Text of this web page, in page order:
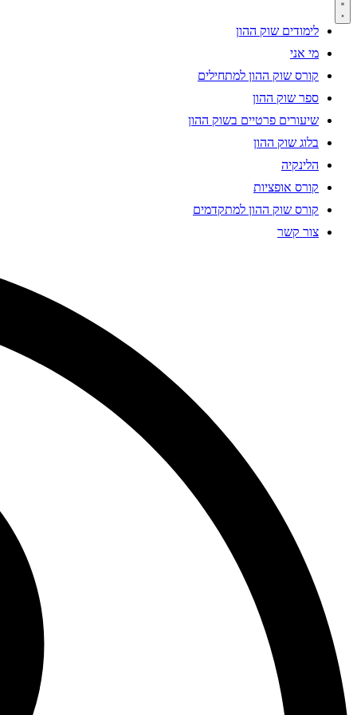
לימודים שוק ההון
מי אני
קורס שוק ההון למתחילים
ספר שוק ההון
שיעורים פרטיים בשוק ההון
בלוג שוק ההון
הלינקיה
קורס אופציות
קורס שוק ההון למתקדמים
צור קשר